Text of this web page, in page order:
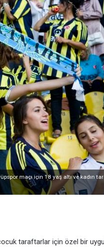
maçı için 18 yaş altı ve kadın
taraftarlar için özel bir